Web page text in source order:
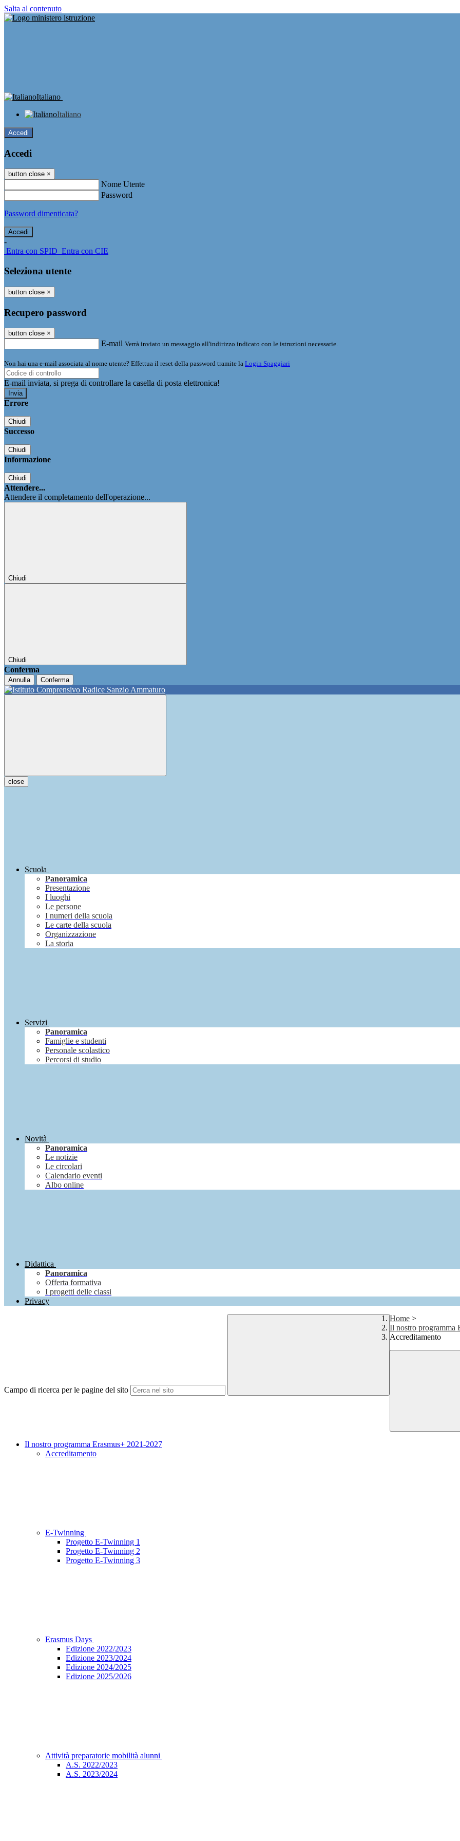
Salta al contenuto
Italiano
Italiano
Accedi
Accedi
button close ×
Nome Utente
Password
Password dimenticata?
-
Entra con SPID Entra con CIE
Seleziona utente
button close ×
Recupero password
button close ×
E-mail Verrà inviato un messaggio all'indirizzo indicato con le istruzioni necessarie.
Non hai una e-mail associata al nome utente? Effettua il reset della password tramite la Login Spaggiari
E-mail inviata, si prega di controllare la casella di posta elettronica!
Errore
Chiudi
Successo
Chiudi
Informazione
Chiudi
Attendere...
Attendere il completamento dell'operazione...
Chiudi
Chiudi
Conferma
Annulla Conferma
close
Scuola
Panoramica
Presentazione
I luoghi
Le persone
I numeri della scuola
Le carte della scuola
Organizzazione
La storia
Servizi
Panoramica
Famiglie e studenti
Personale scolastico
Percorsi di studio
Novità
Panoramica
Le notizie
Le circolari
Calendario eventi
Albo online
Didattica
Panoramica
Offerta formativa
I progetti delle classi
Privacy
Campo di ricerca per le pagine del sito
Home >
Il nostro programma
Accreditamento
Il nostro programma Erasmus+ 2021-2027
Accreditamento
E-Twinning
Progetto E-Twinning 1
Progetto E-Twinning 2
Progetto E-Twinning 3
Erasmus Days
Edizione 2022/2023
Edizione 2023/2024
Edizione 2024/2025
Edizione 2025/2026
Attività preparatorie mobilità alunni
A.S. 2022/2023
A.S. 2023/2024